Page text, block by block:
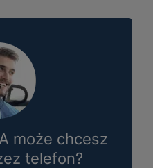
A może chcesz
telefon?